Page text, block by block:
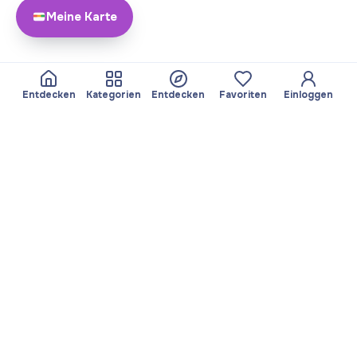
Entdecken Kategorien Entdecken Favoriten Einloggen
Meine Karte